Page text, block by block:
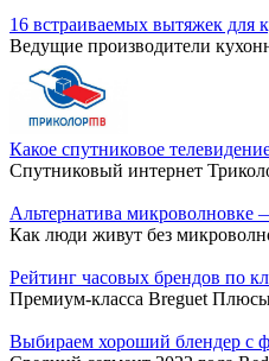
16 встраиваемых вытяжек для
Ведущие производители
Какое спутниковое
Спутниковый интернет
Альтернатива
Как люди живут без
Рейтинг часовых брендов по
Премиум-класса Breguet
Выбираем хороший блендер с